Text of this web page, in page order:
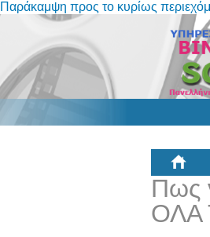
Παράκαμψη προς το κυρίως
Πως
ΟΛΑ